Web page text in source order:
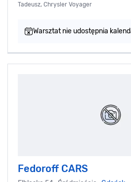
Tadeusz, Chrysler Voyager
Warsztat nie udostępnia
Fedoroff CARS